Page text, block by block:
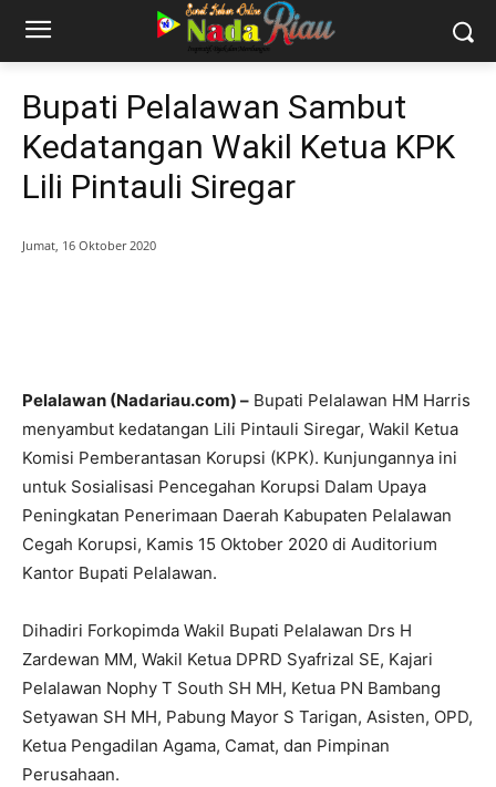
Bupati Pelalawan Sambut
Kedatangan Wakil Ketua KPK
Lili Pintauli Siregar
Jumat, 16 Oktober 2020
Pelalawan (Nadariau.com) – Bupati Pelalawan HM Harris
menyambut kedatangan Lili Pintauli Siregar, Wakil Ketua
Komisi Pemberantasan Korupsi (KPK). Kunjungannya ini
untuk Sosialisasi Pencegahan Korupsi Dalam Upaya
Peningkatan Penerimaan Daerah Kabupaten Pelalawan
Cegah Korupsi, Kamis 15 Oktober 2020 di Auditorium
Kantor Bupati Pelalawan.
Dihadiri Forkopimda Wakil Bupati Pelalawan Drs H
Zardewan MM, Wakil Ketua DPRD Syafrizal SE, Kajari
Pelalawan Nophy T South SH MH, Ketua PN Bambang
Setyawan SH MH, Pabung Mayor S Tarigan, Asisten, OPD,
Ketua Pengadilan Agama, Camat, dan Pimpinan
Perusahaan.